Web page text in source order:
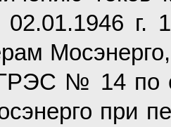
02.01.1946 г.
№ 14 по
при